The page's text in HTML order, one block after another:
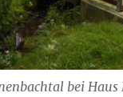
bei